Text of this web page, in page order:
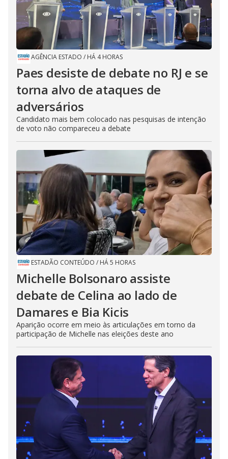
AGÊNCIA ESTADO / HÁ 4 HORAS
Paes desiste de debate no RJ e se
torna alvo de ataques de
adversários
Candidato mais bem colocado nas pesquisas de intenção
de voto não compareceu a debate
ESTADÃO CONTEÚDO / HÁ 5 HORAS
Michelle Bolsonaro assiste
debate de Celina ao lado de
Damares e Bia Kicis
Aparição ocorre em meio às articulações em torno da
participação de Michelle nas eleições deste ano